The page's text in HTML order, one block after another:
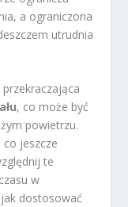
a ograniczona
utrudnia
, co może być
powietrzu.
co jeszcze
te
w
dostosować